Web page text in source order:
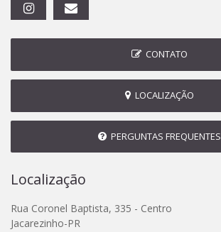
CONTATO
LOCALIZAÇÃO
PERGUNTAS FREQUENTES
Localização
Rua Coronel Baptista, 335 - Centro
Jacarezinho-PR